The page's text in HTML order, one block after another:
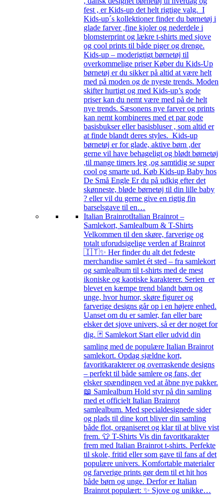
fest , er Kids-up det helt rigtige valg. I
Kids-up´s kollektioner finder du børnetøj i
glade farver ,fine kjoler og nederdele i
blomsterprint og lækre t-shirts med sjove
og cool prints til både piger og drenge.
Kids-up – moderigtigt børnetøj til
overkommelige priser Køber du Kids-Up
børnetøj er du sikker på altid at være helt
med på moden og de nyeste trends. Moden
skifter hurtigt og med Kids-up’s gode
priser kan du nemt være med på de helt
nye trends. Sæsonens nye farver og prints
kan nemt kombineres med et par gode
basisbukser eller basisbluser , som altid er
at finde blandt deres styles. Kids-up
børnetøj er for glade, aktive børn ,der
gerne vil have behageligt og blødt børnetøj
,til mange timers leg ,og samtidig se super
cool og smarte ud. Køb Kids-up Baby hos
De Små Engle Er du på udkig efter det
skønneste, bløde børnetøj til din lille baby
? eller vil du gerne give en rigtig fin
barselsgave til en…
Italian BrainrotItalian Brainrot –
Samlekort, Samlealbum & T-Shirts
Velkommen til den skøre, farverige og
totalt uforudsigelige verden af Brainrot
🇮🇹✨ Her finder du alt det fedeste
merchandise samlet ét sted – fra samlekort
og samlealbum til t-shirts med de mest
ikoniske og kaotiske karakterer. Serien er
blevet en kæmpe trend blandt børn og
unge, hvor humor, skøre figurer og
farverige designs går op i en højere enhed.
Uanset om du er samler, fan eller bare
elsker det sjove univers, så er der noget for
dig. 🃏 Samlekort Start eller udvid din
samling med de populære Italian Brainrot
samlekort. Opdag sjældne kort,
favoritkarakterer og overraskende designs
– perfekt til både samlere og fans, der
elsker spændingen ved at åbne nye pakker.
📖 Samlealbum Hold styr på din samling
med et officielt Italian Brainrot
samlealbum. Med specialdesignede sider
og plads til dine kort bliver din samling
både flot, organiseret og klar til at blive vist
frem. 👕 T-Shirts Vis din favoritkarakter
frem med Italian Brainrot t-shirts. Perfekte
til skole, fritid eller som gave til fans af det
populære univers. Komfortable materialer
og farverige prints gør dem til et hit hos
både børn og unge. Derfor er Italian
Brainrot populært: ✨ Sjove og unikke…